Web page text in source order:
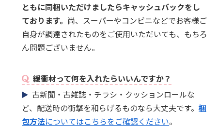
ともに同梱いただけましたらキャッシュバックをし
ております。 尚、スーパーやコンビニなどでお客様ご
自身が調達されたものをご使用いただいても、もちろ
ん問題ございません。
緩衝材って何を入れたらいいんですか？
古新聞・古雑誌・チラシ・クッションロールな
ど、配送時の衝撃を和らげるものなら大丈夫です。梱
包方法についてはこちらをご確認ください。